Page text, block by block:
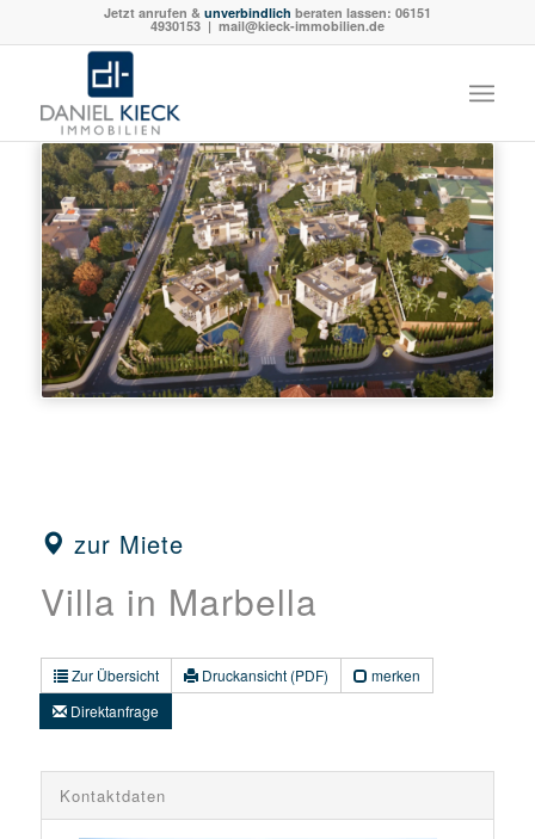
Jetzt anrufen & unverbindlich beraten lassen: 06151
4930153| mail@kieck-immobilien.de
zur Miete
Villa in Marbella
Zur Übersicht Druckansicht (PDF)
merken
Direktanfrage
Kontaktdaten